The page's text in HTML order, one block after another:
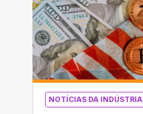
NOTÍCIAS DA INDÚSTRIA